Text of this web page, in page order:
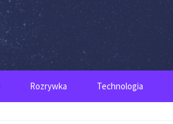
Rozrywka Technologia